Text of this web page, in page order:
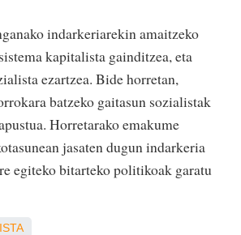
indarkeriarekin amaitzeko
kapitalista gainditzea, eta
ezartzea. Bide horretan,
batzeko gaitasun sozialistak
Horretarako emakume
jasaten dugun indarkeria
egiteko bitarteko politikoak garatu